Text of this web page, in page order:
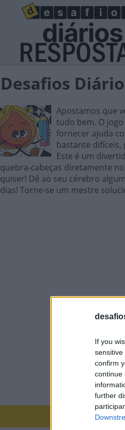
If you
confirm
continue
further
Desafios
Apostamos que
tudo bem. O
fornecer ajuda
bastante
Este é um
quebra-cabeças diretamente
quiser! Dê ao seu cérebro
dias! Torne-se um mestre